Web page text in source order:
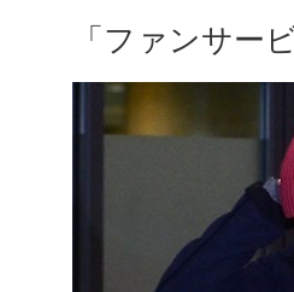
「ファンサー